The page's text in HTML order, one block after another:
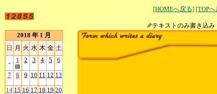
[HOMEへ戻る] [TOP
テキストのみ書
2018 年 1 月
日 月 火 水 木 金 土
- 1 2 3 4 5 6
7 8 9 10 11 12 13
14 15 16 17 18 19 20